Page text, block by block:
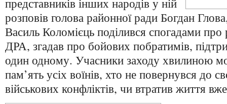
розповів голова районної ради Богдан
Василь Коломієць поділився спогадами
ДРА, згадав про бойових побратимів,
один одному. Учасники заходу хвилиною
пам’ять усіх воїнів, хто не повернувся до
військових конфліктів, чи втратив життя